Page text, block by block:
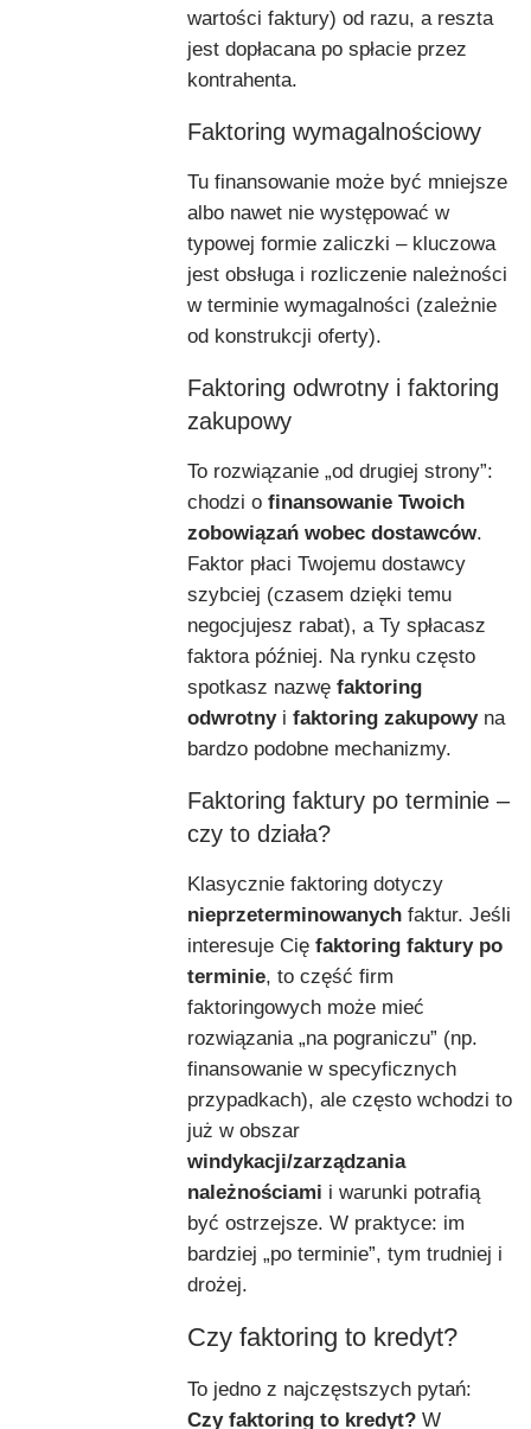
wartości faktury) od razu, a reszta
jest dopłacana po spłacie przez
kontrahenta.
Faktoring wymagalnościowy
Tu finansowanie może być mniejsze
albo nawet nie występować w
typowej formie zaliczki – kluczowa
jest obsługa i rozliczenie należności
w terminie wymagalności (zależnie
od konstrukcji oferty).
Faktoring odwrotny i faktoring
zakupowy
To rozwiązanie „od drugiej strony”:
chodzi o finansowanie Twoich
zobowiązań wobec dostawców.
Faktor płaci Twojemu dostawcy
szybciej (czasem dzięki temu
negocjujesz rabat), a Ty spłacasz
faktora później. Na rynku często
spotkasz nazwę faktoring
odwrotnyi faktoring zakupowyna
bardzo podobne mechanizmy.
Faktoring faktury po terminie –
czy to działa?
Klasycznie faktoring dotyczy
nieprzeterminowanych faktur. Jeśli
interesuje Cię faktoring faktury po
terminie, to część firm
faktoringowych może mieć
rozwiązania „na pograniczu” (np.
finansowanie w specyficznych
przypadkach), ale często wchodzi to
już w obszar
windykacji/zarządzania
należnościami i warunki potrafią
być ostrzejsze. W praktyce: im
bardziej „po terminie”, tym trudniej i
drożej.
Czy faktoring to kredyt?
To jedno z najczęstszych pytań:
Czy faktoring to kredyt? W